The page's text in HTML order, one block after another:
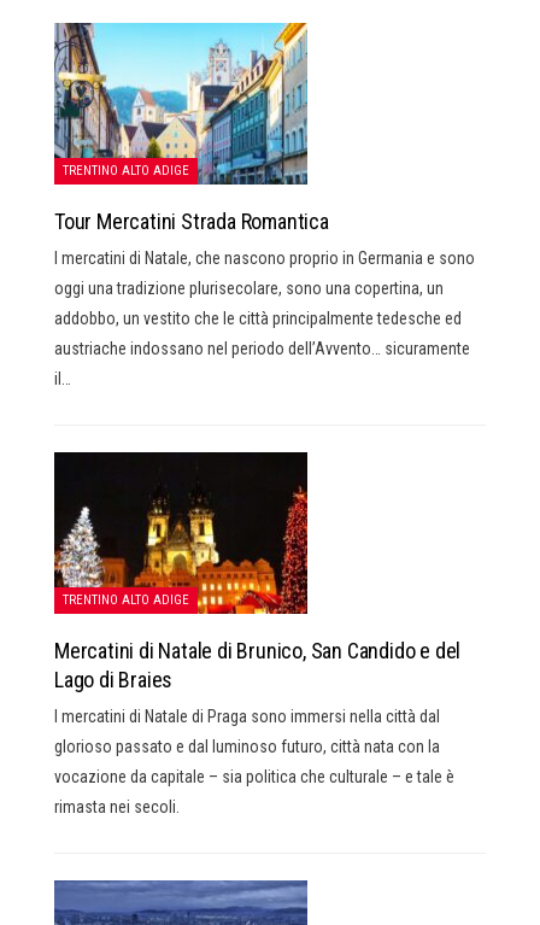
TRENTINO ALTO ADIGE
Tour Mercatini Strada Romantica
I mercatini di Natale, che nascono proprio in Germania e sono
oggi una tradizione plurisecolare, sono una copertina, un
addobbo, un vestito che le città principalmente tedesche ed
austriache indossano nel periodo dell’Avvento… sicuramente
il…
TRENTINO ALTO ADIGE
Mercatini di Natale di Brunico, San Candido e del
Lago di Braies
I mercatini di Natale di Praga sono immersi nella città dal
glorioso passato e dal luminoso futuro, città nata con la
vocazione da capitale – sia politica che culturale – e tale è
rimasta nei secoli.